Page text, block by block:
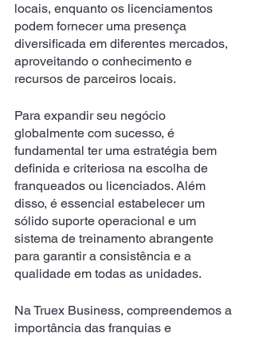
locais, enquanto os licenciamentos
podem fornecer uma presença
diversificada em diferentes mercados,
aproveitando o conhecimento e
recursos de parceiros locais.
Para expandir seu negócio
globalmente com sucesso, é
fundamental ter uma estratégia bem
definida e criteriosa na escolha de
franqueados ou licenciados. Além
disso, é essencial estabelecer um
sólido suporte operacional e um
sistema de treinamento abrangente
para garantir a consistência e a
qualidade em todas as unidades.
Na Truex Business, compreendemos a
importância das franquias e